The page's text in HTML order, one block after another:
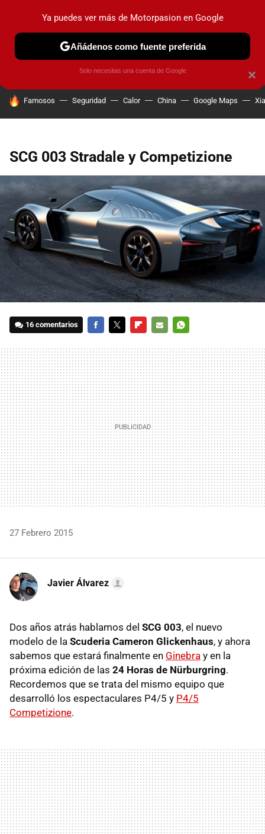
PRUEBAS COCHES ELÉCTRICOS OBSERVATORIO
HOY SE HABLA DE
Famosos Seguridad Calor China Google Maps
SCG 003 Stradale y Competizione
16 comentarios
MAIL
27 Febrero 2015
Javier Álvarez
Dos años atrás hablamos del SCG 003, el nuevo
modelo de la Scuderia Cameron Glickenhaus, y ahora
sabemos que estará finalmente en Ginebra y en la
próxima edición de las 24 Horas de Nürburgring.
Recordemos que se trata del mismo equipo que
desarrolló los espectaculares P4/5 y P4/5
Competizione.
×
Ya puedes ver más de Motorpasion en Google
Añádenos como fuente preferida
Solo necesitas una cuenta de Google